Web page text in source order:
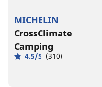
MICHELIN
CrossClimate
Camping
4.5/5 (310)